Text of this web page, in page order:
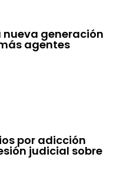
generación
agentes
por adicción
judicial sobre